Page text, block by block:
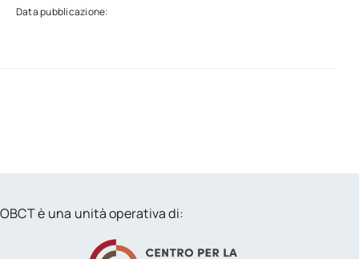
Data pubblicazione:
OBCT è una unità operativa di: